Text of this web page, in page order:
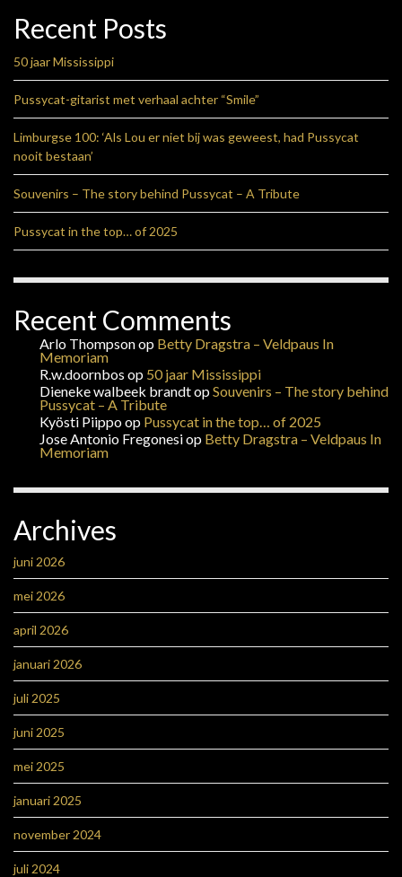
Recent Posts
50 jaar Mississippi
Pussycat-gitarist met verhaal achter “Smile”
Limburgse 100: ‘Als Lou er niet bij was geweest, had Pussycat
nooit bestaan’
Souvenirs – The story behind Pussycat – A Tribute
Pussycat in the top… of 2025
Recent Comments
Arlo Thompsonop Betty Dragstra – Veldpaus In
Memoriam
R.w.doornbos op 50 jaar Mississippi
Dieneke walbeek brandtopSouvenirs – The story behind
Pussycat – A Tribute
Kyösti Piippoop Pussycat in the top… of 2025
Jose Antonio Fregonesiop Betty Dragstra – Veldpaus In
Memoriam
Archives
juni 2026
mei 2026
april 2026
januari 2026
juli 2025
juni 2025
mei 2025
januari 2025
november 2024
juli 2024